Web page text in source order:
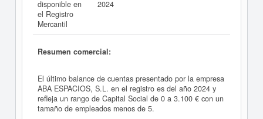
disponible en
el Registro
Mercantil
2024
Resumen comercial:
El último balance de cuentas presentado por la empresa
ABA ESPACIOS, S.L. en el registro es del año 2024 y
refleja un rango de Capital Social de 0 a 3.100 € con un
tamaño de empleados menos de 5.